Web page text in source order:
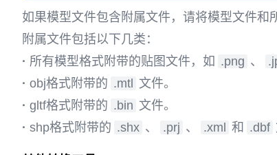
如果模型文件包含附属文件，请将模型文件和
附属文件包括以下几类：
· 所有模型格式附带的贴图文件，如 .png 、
· obj格式附带的 .mtl
文件。
· gltf格式附带的 .bin 文件。
· shp格式附带的 .shx 、 .prj 、 .xml 和 .dbf